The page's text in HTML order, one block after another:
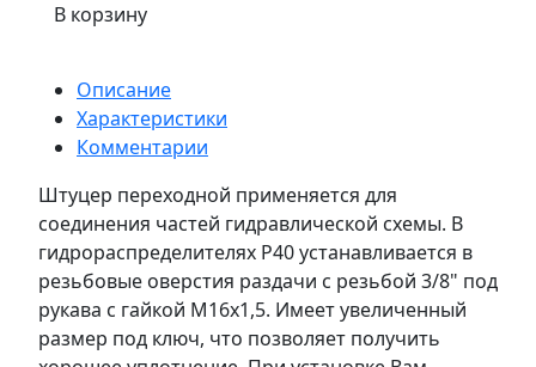
В корзину
Описание
Характеристики
Комментарии
Штуцер переходной применяется для
соединения частей гидравлической схемы. В
гидрораспределителях Р40 устанавливается в
резьбовые оверстия раздачи с резьбой 3/8" под
рукава с гайкой М16х1,5. Имеет увеличенный
размер под ключ, что позволяет получить